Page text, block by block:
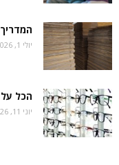
יולי 1, 2026
הכל על
יוני 11, 2026